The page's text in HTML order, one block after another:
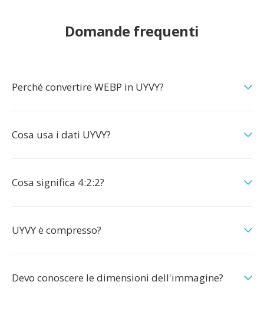
Domande frequenti
Perché convertire WEBP in UYVY?
Cosa usa i dati UYVY?
Cosa significa 4:2:2?
UYVY è compresso?
Devo conoscere le dimensioni dell'immagine?